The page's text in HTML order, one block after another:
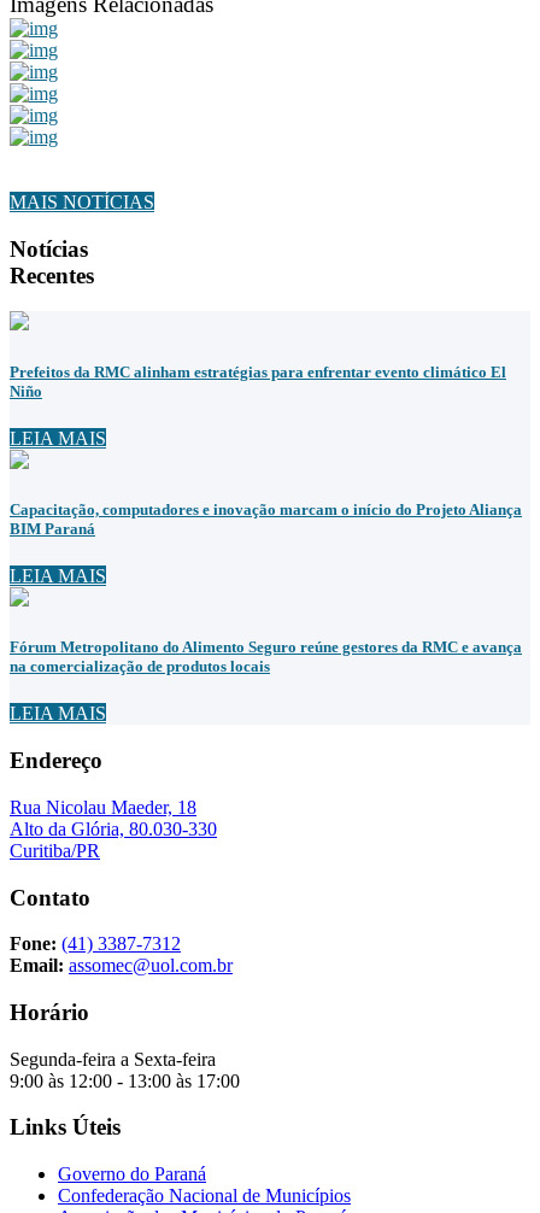
MAIS NOTÍCIAS
Notícias
Recentes
Prefeitos da RMC alinham estratégias para enfrentar evento climático El
Niño
LEIA MAIS
Capacitação, computadores e inovação marcam o início do Projeto Aliança
BIM Paraná
LEIA MAIS
Fórum Metropolitano do Alimento Seguro reúne gestores da RMC e avança
na comercialização de produtos locais
LEIA MAIS
Endereço
Rua Nicolau Maeder, 18
Alto da Glória, 80.030-330
Curitiba/PR
Contato
Fone: (41) 3387-7312
Email: assomec@uol.com.br
Horário
Segunda-feira a Sexta-feira
9:00 às 12:00 - 13:00 às 17:00
Links Úteis
Governo do Paraná
Confederação Nacional de Municípios